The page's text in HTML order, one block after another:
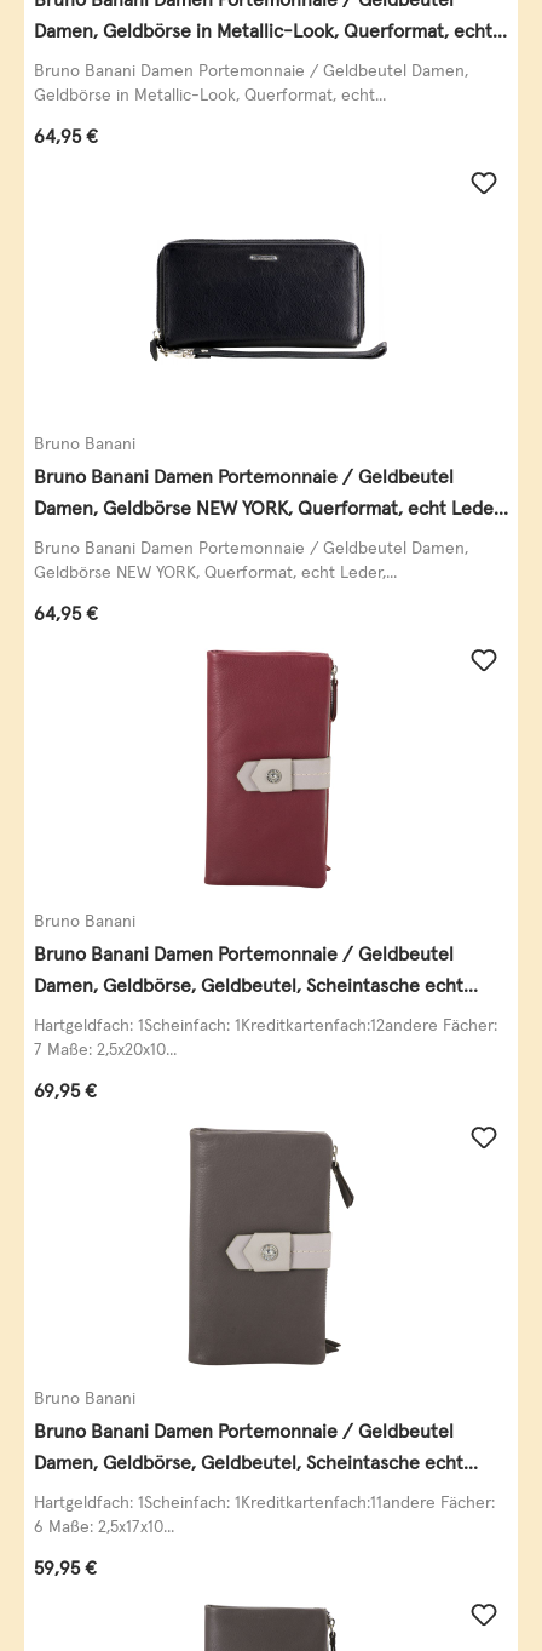
Damen, Geldbörse in Metallic-Look, Querformat, echt
Leder, schwarz-gold
Bruno Banani Damen Portemonnaie / Geldbeutel Damen,
Geldbörse in Metallic-Look, Querformat, echt...
Regulärer Preis:
64,95 €
Bruno Banani
Bruno Banani Damen Portemonnaie / Geldbeutel
Damen, Geldbörse NEW YORK, Querformat, echt Leder,
schwarz
Bruno Banani Damen Portemonnaie / Geldbeutel Damen,
Geldbörse NEW YORK, Querformat, echt Leder,...
Regulärer Preis:
64,95 €
Bruno Banani
Bruno Banani Damen Portemonnaie / Geldbeutel
Damen, Geldbörse, Geldbeutel, Scheintasche echt
Leder
Hartgeldfach: 1Scheinfach: 1Kreditkartenfach:12andere Fächer:
7 Maße: 2,5x20x10...
Regulärer Preis:
69,95 €
Bruno Banani
Bruno Banani Damen Portemonnaie / Geldbeutel
Damen, Geldbörse, Geldbeutel, Scheintasche echt
Leder
Hartgeldfach: 1Scheinfach: 1Kreditkartenfach:11andere Fächer:
6 Maße: 2,5x17x10...
Regulärer Preis:
59,95 €